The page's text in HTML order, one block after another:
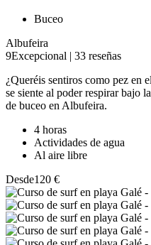
Buceo
Albufeira
9Excepcional | 33 reseñas
¿Queréis sentiros como pez en
se siente al poder respirar bajo
de buceo en Albufeira.
4 horas
Actividades de agua
Al aire libre
Desde120 €